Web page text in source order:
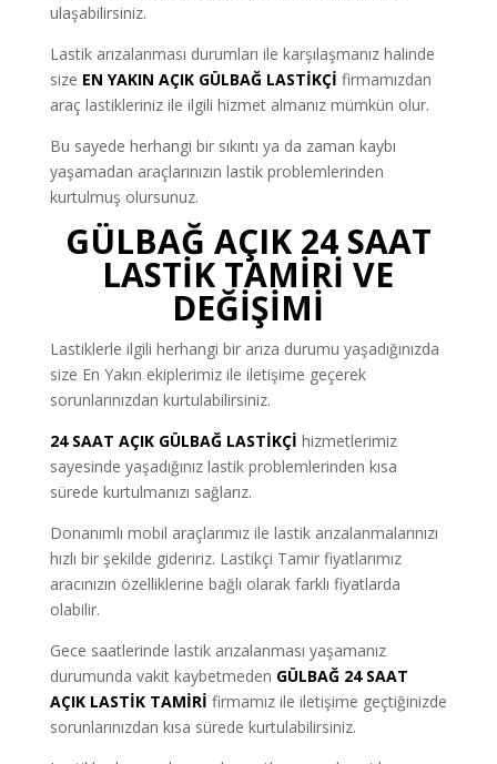
ulaşabilirsiniz.
Lastik arızalanması durumları ile karşılaşmanız halinde
size EN YAKIN AÇIK GÜLBAĞ LASTİKÇİ firmamızdan
araç lastikleriniz ile ilgili hizmet almanız mümkün olur.
Bu sayede herhangi bir sıkıntı ya da zaman kaybı
yaşamadan araçlarınızın lastik problemlerinden
kurtulmuş olursunuz.
GÜLBAĞ AÇIK 24 SAAT
LASTİK TAMİRİ VE
DEĞİŞİMİ
Lastiklerle ilgili herhangi bir arıza durumu yaşadığınızda
size En Yakın ekiplerimiz ile iletişime geçerek
sorunlarınızdan kurtulabilirsiniz.
24 SAAT AÇIK GÜLBAĞ LASTİKÇİ hizmetlerimiz
sayesinde yaşadığınız lastik problemlerinden kısa
sürede kurtulmanızı sağlarız.
Donanımlı mobil araçlarımız ile lastik arızalanmalarınızı
hızlı bir şekilde gideririz. Lastikçi Tamir fiyatlarımız
aracınızın özelliklerine bağlı olarak farklı fiyatlarda
olabilir.
Gece saatlerinde lastik arızalanması yaşamanız
durumunda vakit kaybetmeden GÜLBAĞ 24 SAAT
AÇIK LASTİK TAMİRİ firmamız ile iletişime geçtiğinizde
sorunlarınızdan kısa sürede kurtulabilirsiniz.